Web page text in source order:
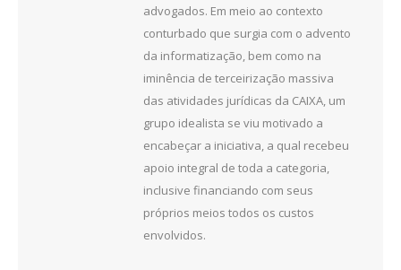
advogados. Em meio ao contexto
conturbado que surgia com o advento
da informatização, bem como na
iminência de terceirização massiva
das atividades jurídicas da CAIXA, um
grupo idealista se viu motivado a
encabeçar a iniciativa, a qual recebeu
apoio integral de toda a categoria,
inclusive financiando com seus
próprios meios todos os custos
envolvidos.